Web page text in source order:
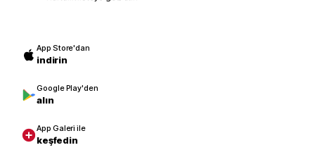
App Store'dan
indirin
Google Play'den
alın
App Galeri ile
keşfedin